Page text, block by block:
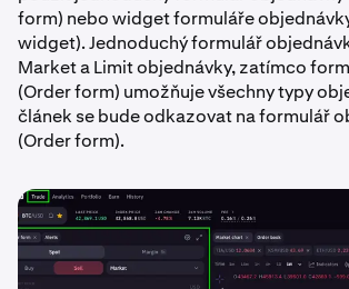
form) nebo widget formuláře
widget). Jednoduchý formulář
Market a Limit objednávky, zatímco
(Order form) umožňuje všechny typy
článek se bude odkazovat na formulář
(Order form).